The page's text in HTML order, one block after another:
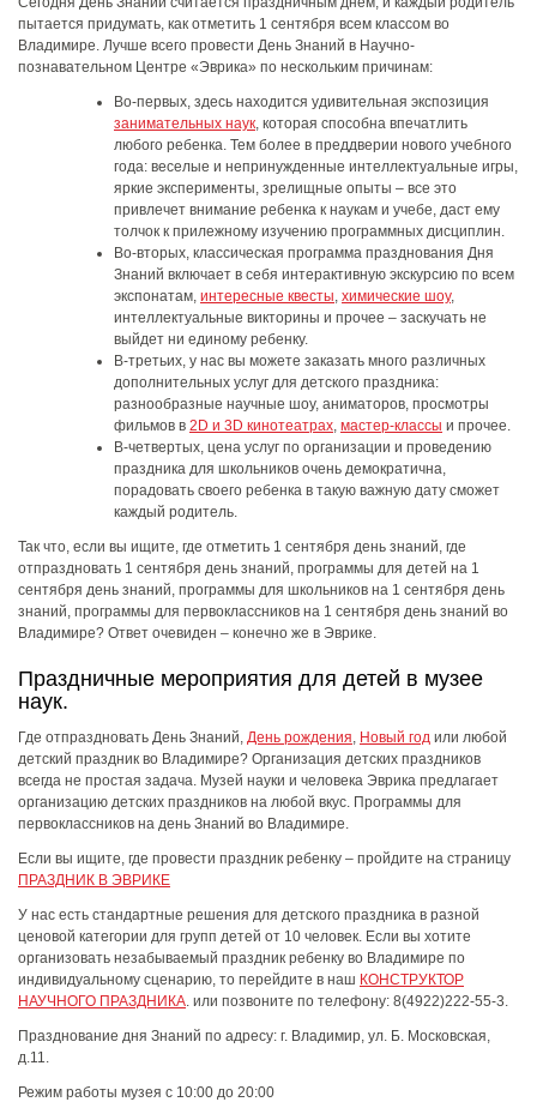
пытается придумать, как отметить 1 сентября всем классом во
Владимире. Лучше всего провести День Знаний в Научно-
познавательном Центре «Эврика» по нескольким причинам:
Во-первых, здесь находится удивительная экспозиция
занимательных наук, которая способна впечатлить
любого ребенка. Тем более в преддверии нового учебного
года: веселые и непринужденные интеллектуальные игры,
яркие эксперименты, зрелищные опыты – все это
привлечет внимание ребенка к наукам и учебе, даст ему
толчок к прилежному изучению программных дисциплин.
Во-вторых, классическая программа празднования Дня
Знаний включает в себя интерактивную экскурсию по всем
экспонатам, интересные квесты, химические шоу,
интеллектуальные викторины и прочее – заскучать не
выйдет ни единому ребенку.
В-третьих, у нас вы можете заказать много различных
дополнительных услуг для детского праздника:
разнообразные научные шоу, аниматоров, просмотры
фильмов в 2D и 3D кинотеатрах, мастер-классы и прочее.
В-четвертых, цена услуг по организации и проведению
праздника для школьников очень демократична,
порадовать своего ребенка в такую важную дату сможет
каждый родитель.
Так что, если вы ищите, где отметить 1 сентября день знаний, где
отпраздновать 1 сентября день знаний, программы для детей на 1
сентября день знаний, программы для школьников на 1 сентября день
знаний, программы для первоклассников на 1 сентября день знаний во
Владимире? Ответ очевиден – конечно же в Эврике.
Праздничные мероприятия для детей в музее
наук.
Где отпраздновать День Знаний, День рождения, Новый год или любой
детский праздник во Владимире? Организация детских праздников
всегда не простая задача. Музей науки и человека Эврика предлагает
организацию детских праздников на любой вкус. Программы для
первоклассников на день Знаний во Владимире.
Если вы ищите, где провести праздник ребенку – пройдите на страницу
ПРАЗДНИК В ЭВРИКЕ
У нас есть стандартные решения для детского праздника в разной
ценовой категории для групп детей от 10 человек. Если вы хотите
организовать незабываемый праздник ребенку во Владимире по
индивидуальному сценарию, то перейдите в наш КОНСТРУКТОР
НАУЧНОГО ПРАЗДНИКА. или позвоните по телефону: 8(4922)222-55-3.
Празднование дня Знаний по адресу: г. Владимир, ул. Б. Московская,
д.11.
Режим работы музея с 10:00 до 20:00